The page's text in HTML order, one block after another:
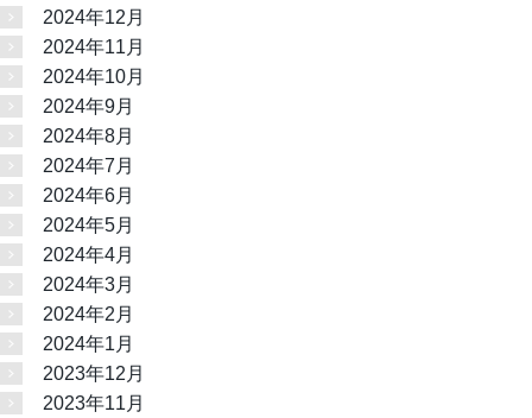
2024年12月
2024年11月
2024年10月
2024年9月
2024年8月
2024年7月
2024年6月
2024年5月
2024年4月
2024年3月
2024年2月
2024年1月
2023年12月
2023年11月